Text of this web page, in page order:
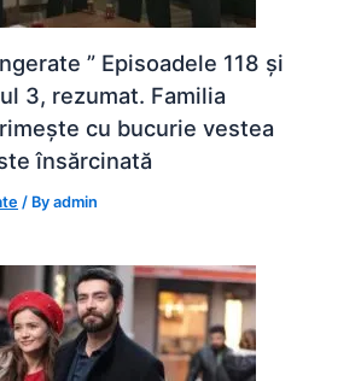
” Episoadele 118 și
3, rezumat. Familia
cu bucurie vestea
însărcinată
/ Byadmin